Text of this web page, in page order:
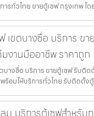
รทั่วไทย ขายตู้เซฟ กรุงเทพ โด
เขตบางซื่อ บริการ ข
งานมืออาชีพ ราคาถูก
บางซื่อ บริการ ขายตู้เซฟ รับติ
ร้อมให้บริการทั่วไทย รับติดตั้ง